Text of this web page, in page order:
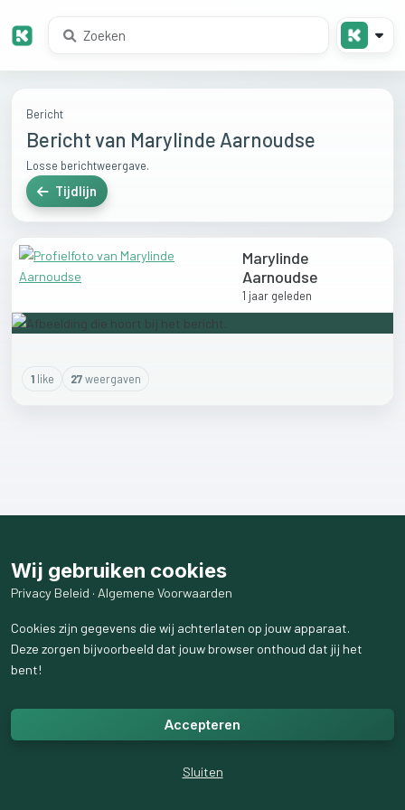
Bericht
Bericht van Marylinde Aarnoudse
Losse berichtweergave.
Tijdlijn
Marylinde
Aarnoudse
1 jaar geleden
1like 27weergaven
Wij gebruiken cookies
Privacy Beleid · Algemene Voorwaarden
Cookies zijn gegevens die wij achterlaten op jouw apparaat.
Deze zorgen bijvoorbeeld dat jouw browser onthoud dat jij het
bent!
Accepteren
Sluiten